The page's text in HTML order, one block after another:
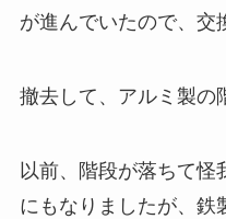
が進んでいたので、交
撤去して、アルミ製の
以前、階段が落ちて怪
にもなりましたが、鉄